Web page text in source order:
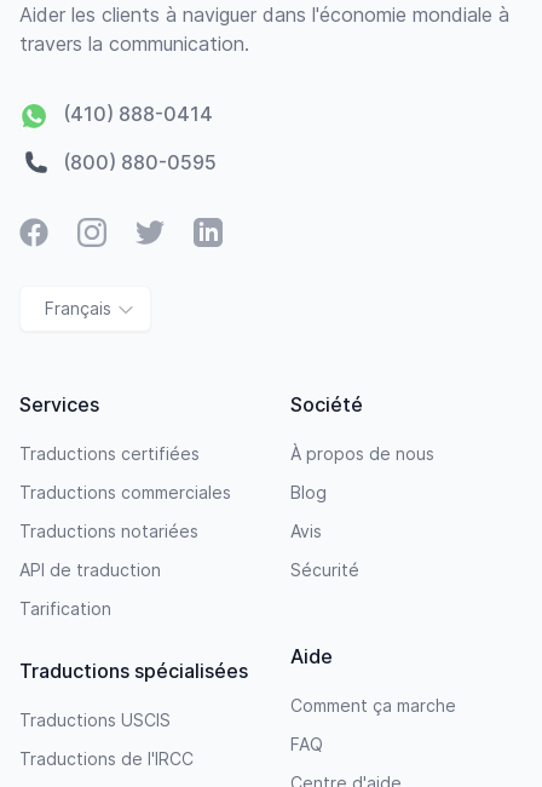
Aider les clients à naviguer dans l'économie mondiale à
travers la communication.
(410) 888-0414
(800) 880-0595
FacebookInstagramTwitter LinkedIn
Français
Services
Traductions certifiées
Traductions commerciales
Traductions notariées
API de traduction
Tarification
Traductions spécialisées
Traductions USCIS
Traductions de l'IRCC
Société
À propos de nous
Blog
Avis
Sécurité
Aide
Comment ça marche
FAQ
Centre d'aide